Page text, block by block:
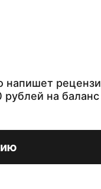
напишет
рублей на баланс